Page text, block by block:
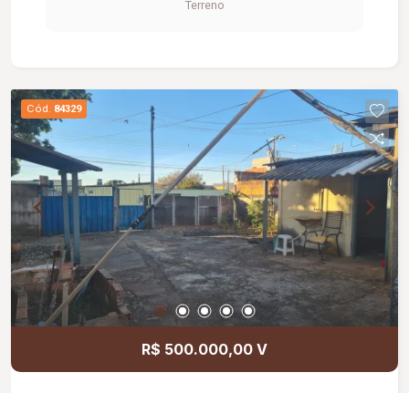
Terreno
Cód. 84329
R$ 500.000,00 V